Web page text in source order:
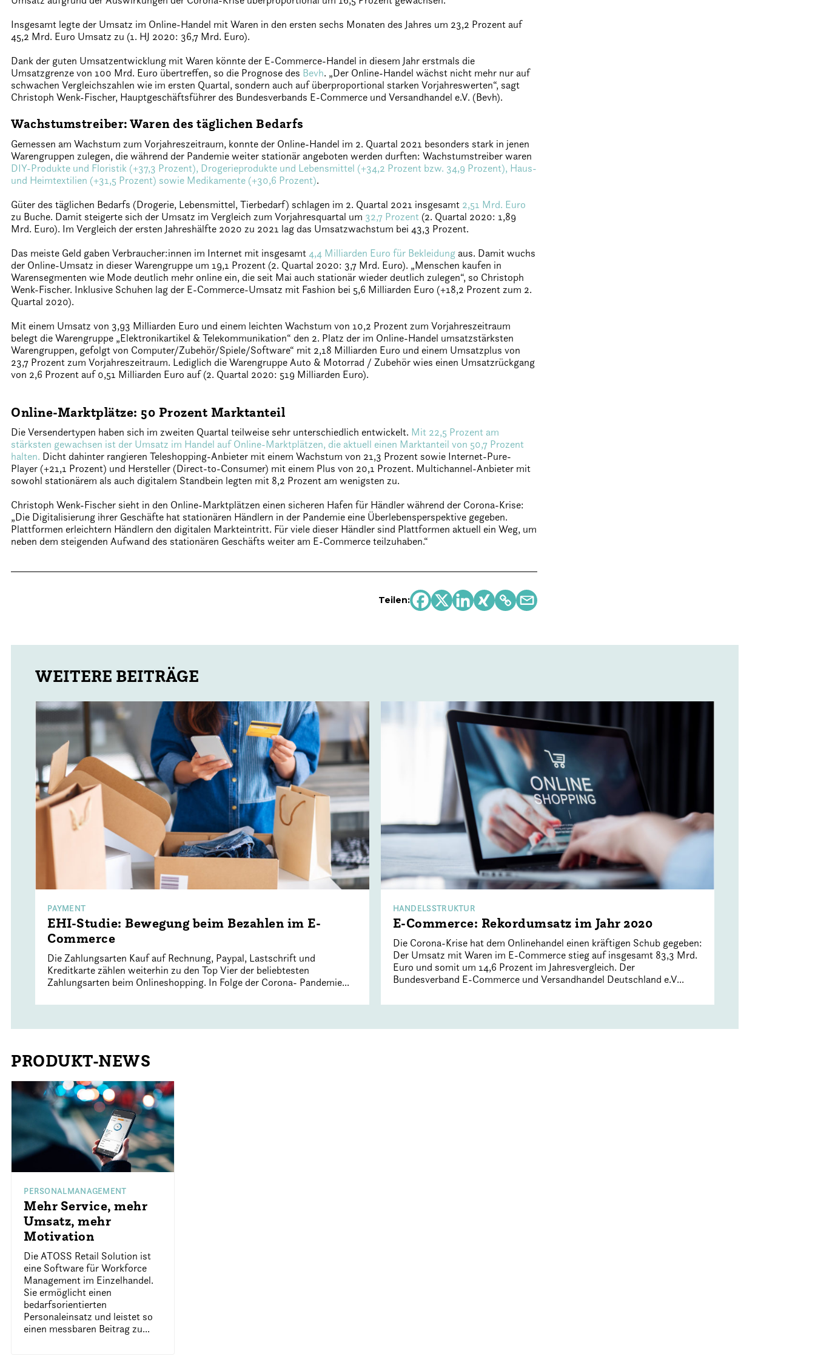
Insgesamt legte der Umsatz im Online-Handel mit Waren in den ersten sechs Monaten des Jahres um 23,2 Prozent auf
45,2 Mrd. Euro Umsatz zu (1. HJ 2020: 36,7 Mrd. Euro).
Dank der guten Umsatzentwicklung mit Waren könnte der E-Commerce-Handel in diesem Jahr erstmals die
Umsatzgrenze von 100 Mrd. Euro übertreffen, so die Prognose des Bevh. „Der Online-Handel wächst nicht mehr nur auf
schwachen Vergleichszahlen wie im ersten Quartal, sondern auch auf überproportional starken Vorjahreswerten“, sagt
Christoph Wenk-Fischer, Hauptgeschäftsführer des Bundesverbands E-Commerce und Versandhandel e.V. (Bevh).
Wachstumstreiber: Waren des täglichen Bedarfs
Gemessen am Wachstum zum Vorjahreszeitraum, konnte der Online-Handel im 2. Quartal 2021 besonders stark in jenen
Warengruppen zulegen, die während der Pandemie weiter stationär angeboten werden durften: Wachstumstreiber waren
DIY-Produkte und Floristik (+37,3 Prozent), Drogerieprodukte und Lebensmittel (+34,2 Prozent bzw. 34,9 Prozent), Haus-
und Heimtextilien (+31,5 Prozent) sowie Medikamente (+30,6 Prozent).
Güter des täglichen Bedarfs (Drogerie, Lebensmittel, Tierbedarf) schlagen im 2. Quartal 2021 insgesamt 2,51 Mrd. Euro
zu Buche. Damit steigerte sich der Umsatz im Vergleich zum Vorjahresquartal um 32,7 Prozent (2. Quartal 2020: 1,89
Mrd. Euro). Im Vergleich der ersten Jahreshälfte 2020 zu 2021 lag das Umsatzwachstum bei 43,3 Prozent.
Das meiste Geld gaben Verbraucher:innen im Internet mit insgesamt4,4 Milliarden Euro für Bekleidung aus. Damit wuchs
der Online-Umsatz in dieser Warengruppe um 19,1 Prozent (2. Quartal 2020: 3,7 Mrd. Euro). „Menschen kaufen in
Warensegmenten wie Mode deutlich mehr online ein, die seit Mai auch stationär wieder deutlich zulegen“, so Christoph
Wenk-Fischer. Inklusive Schuhen lag der E-Commerce-Umsatz mit Fashion bei 5,6 Milliarden Euro (+18,2 Prozent zum 2.
Quartal 2020).
Mit einem Umsatz von 3,93 Milliarden Euro und einem leichten Wachstum von 10,2 Prozent zum Vorjahreszeitraum
belegt die Warengruppe „Elektronikartikel & Telekommunikation“ den 2. Platz der im Online-Handel umsatzstärksten
Warengruppen, gefolgt von Computer/Zubehör/Spiele/Software“ mit 2,18 Milliarden Euro und einem Umsatzplus von
23,7 Prozent zum Vorjahreszeitraum. Lediglich die Warengruppe Auto & Motorrad / Zubehör wies einen Umsatzrückgang
von 2,6 Prozent auf 0,51 Milliarden Euro auf (2. Quartal 2020: 519 Milliarden Euro).
Online-Marktplätze: 50 Prozent Marktanteil
Die Versendertypen haben sich im zweiten Quartal teilweise sehr unterschiedlich entwickelt. Mit 22,5 Prozent am
stärksten gewachsen ist der Umsatz im Handel auf Online-Marktplätzen, die aktuell einen Marktanteil von 50,7 Prozent
halten. Dicht dahinter rangieren Teleshopping-Anbieter mit einem Wachstum von 21,3 Prozent sowie Internet-Pure-
Player (+21,1 Prozent) und Hersteller (Direct-to-Consumer) mit einem Plus von 20,1 Prozent. Multichannel-Anbieter mit
sowohl stationärem als auch digitalem Standbein legten mit 8,2 Prozent am wenigsten zu.
Christoph Wenk-Fischer sieht in den Online-Marktplätzen einen sicheren Hafen für Händler während der Corona-Krise:
„Die Digitalisierung ihrer Geschäfte hat stationären Händlern in der Pandemie eine Überlebensperspektive gegeben.
Plattformen erleichtern Händlern den digitalen Markteintritt. Für viele dieser Händler sind Plattformen aktuell ein Weg, um
neben dem steigenden Aufwand des stationären Geschäfts weiter am E-Commerce teilzuhaben.“
Teilen:
PAYMENT
EHI-Studie: Bewegung beim Bezahlen im E-
Commerce
Die Zahlungsarten Kauf auf Rechnung, Paypal, Lastschrift und
Kreditkarte zählen weiterhin zu den Top Vier der beliebtesten
Zahlungsarten beim Onlineshopping. In Folge der Corona- Pandemie...
HANDELSSTRUKTUR
E-Commerce: Rekordumsatz im Jahr 2020
Die Corona-Krise hat dem Onlinehandel einen kräftigen Schub gegeben:
Der Umsatz mit Waren im E-Commerce stieg auf insgesamt 83,3 Mrd.
Euro und somit um 14,6 Prozent im Jahresvergleich. Der
Bundesverband E-Commerce und Versandhandel Deutschland e.V...
PRODUKT-NEWS
PERSONALMANAGEMENT
Mehr Service, mehr
Umsatz, mehr
Motivation
Die ATOSS Retail Solution ist
eine Software für Workforce
Management im Einzelhandel.
Sie ermöglicht einen
bedarfsorientierten
Personaleinsatz und leistet so
einen messbaren Beitrag zu...